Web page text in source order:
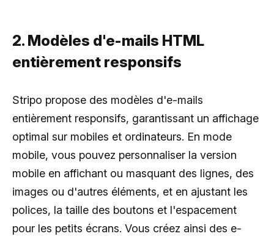
2. Modèles d'e-mails HTML
entièrement responsifs
Stripo propose des modèles d'e-mails
entièrement responsifs, garantissant un affichage
optimal sur mobiles et ordinateurs. En mode
mobile, vous pouvez personnaliser la version
mobile en affichant ou masquant des lignes, des
images ou d'autres éléments, et en ajustant les
polices, la taille des boutons et l'espacement
pour les petits écrans. Vous créez ainsi des e-